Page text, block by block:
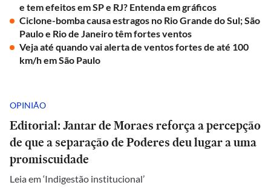
e tem efeitos em SP e RJ? Entenda em gráficos
Ciclone-bomba causa estragos no Rio Grande do Sul; São
Paulo e Rio de Janeiro têm fortes ventos
Veja até quando vai alerta de ventos fortes de até 100
km/h em São Paulo
OPINIÃO
Editorial: Jantar de Moraes reforça a percepção
de que a separação de Poderes deu lugar a uma
promiscuidade
Leia em ‘Indigestão institucional’